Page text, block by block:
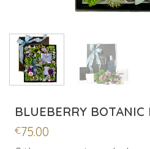
BLUEBERRY BOTANIC
€75.00